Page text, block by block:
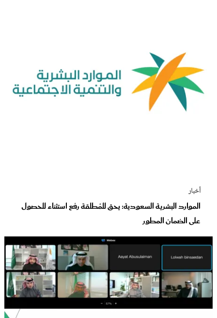
أخبار
الموارد البشرية السعودية: يحق للمُطلقة رفع استثناء للحصول
على الضمان المطور